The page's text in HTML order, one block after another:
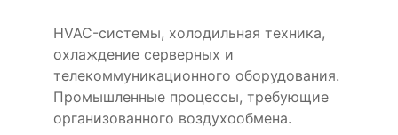
HVAC-системы, холодильная техника,
охлаждение серверных и
телекоммуникационного оборудования.
Промышленные процессы, требующие
организованного воздухообмена.